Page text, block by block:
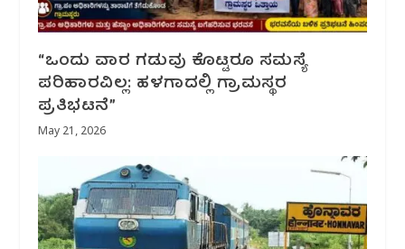
“ಒಂದು ವಾರ ಗಡುವು ಕೊಟ್ಟರೂ ಸಮಸ್ಯೆ
ಪರಿಹಾರವಿಲ್ಲ: ಹಳಗಾದಲ್ಲಿ ಗ್ರಾಮಸ್ಥರ
ಪ್ರತಿಭಟನೆ”
May 21, 2026